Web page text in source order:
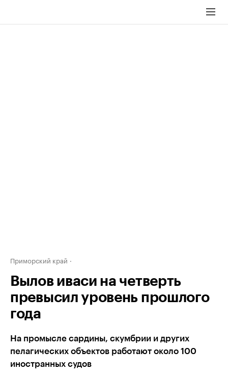
Приморский край
Вылов иваси на четверть
превысил уровень прошлого
года
На промысле сардины, скумбрии и других
пелагических объектов работают около 100
иностранных судов